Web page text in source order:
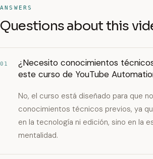
ANSWERS
Questions about this
01
¿Necesito conocimientos
este curso de YouTube
No, el curso está diseñado para que
conocimientos técnicos previos, ya
en la tecnología ni edición, sino en la
mentalidad.